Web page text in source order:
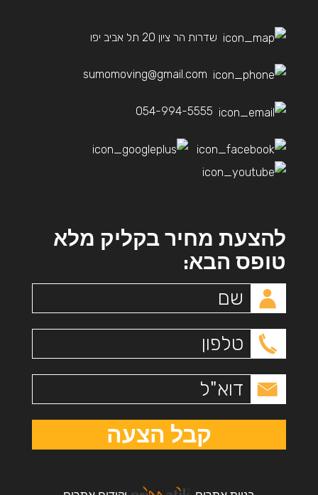
שדרות הר ציון 20 תל אביב יפו
sumomoving@gmail.com
054-994-5555
להצעת מחיר בקליק מלא
טופס הבא:
קבל הצעה